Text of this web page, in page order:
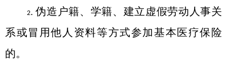
2.伪造户籍、学籍、建立虚假劳动人事关
系或冒用他人资料等方式参加基本医疗保险
的。